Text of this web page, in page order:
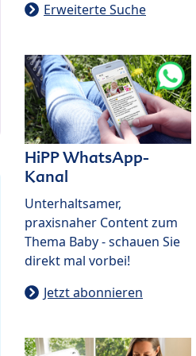
Erweiterte Suche
HiPP WhatsApp-
Kanal
Unterhaltsamer,
praxisnaher Content zum
Thema Baby - schauen Sie
direkt mal vorbei!
Jetzt abonnieren